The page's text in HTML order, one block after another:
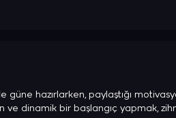
hazırlarken, paylaştığı
dinamik bir başlangıç yapmak,